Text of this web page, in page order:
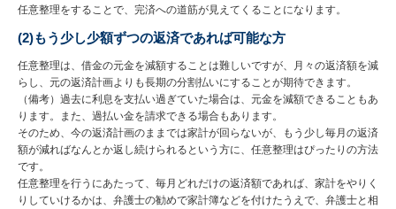
任意整理をすることで、完済への道筋が見えてくることになります。
(2)もう少し少額ずつの返済であれば可能な方
任意整理は、借金の元金を減額することは難しいですが、月々の返済額を減
らし、元の返済計画よりも長期の分割払いにすることが期待できます。
（備考）過去に利息を支払い過ぎていた場合は、元金を減額できることもあ
ります。また、過払い金を請求できる場合もあります。
そのため、今の返済計画のままでは家計が回らないが、もう少し毎月の返済
額が減ればなんとか返し続けられるという方に、任意整理はぴったりの方法
です。
任意整理を行うにあたって、毎月どれだけの返済額であれば、家計をやりく
りしていけるかは、弁護士の勧めで家計簿などを付けたうえで、弁護士と相